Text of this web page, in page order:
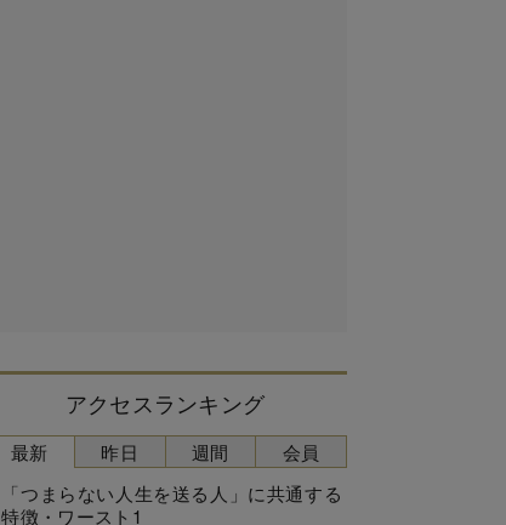
アクセスランキング
最新
「つまらない人生を送る人」に共通する
特徴・ワースト1
昨日 週間 会員